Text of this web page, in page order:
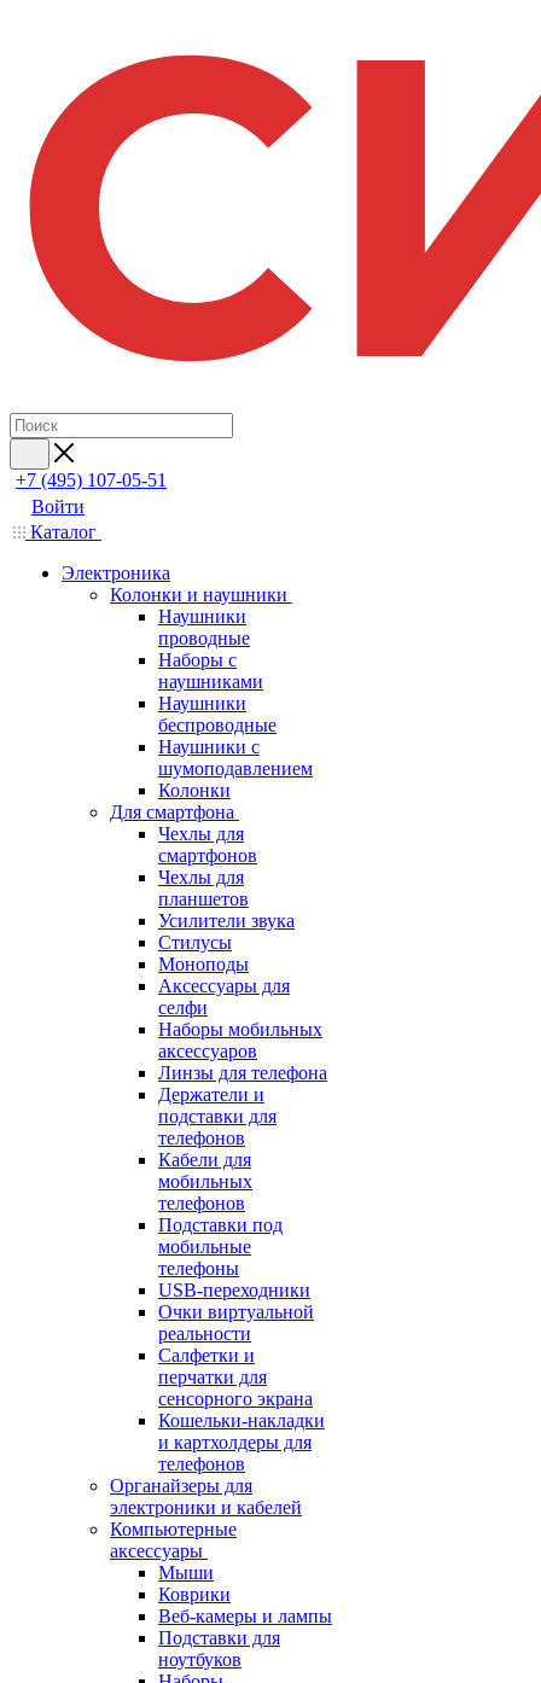
+7 (495) 107-05-51
Войти
Каталог
Электроника
Колонки и наушники
Наушники
проводные
Наборы с
наушниками
Наушники
беспроводные
Наушники с
шумоподавлением
Колонки
Для смартфона
Чехлы для
смартфонов
Чехлы для
планшетов
Усилители звука
Стилусы
Моноподы
Аксессуары для
селфи
Наборы мобильных
аксессуаров
Линзы для телефона
Держатели и
подставки для
телефонов
Кабели для
мобильных
телефонов
Подставки под
мобильные
телефоны
USB-переходники
Очки виртуальной
реальности
Салфетки и
перчатки для
сенсорного экрана
Кошельки-накладки
и картхолдеры для
телефонов
Органайзеры для
электроники и кабелей
Компьютерные
аксессуары
Мыши
Коврики
Веб-камеры и лампы
Подставки для
ноутбуков